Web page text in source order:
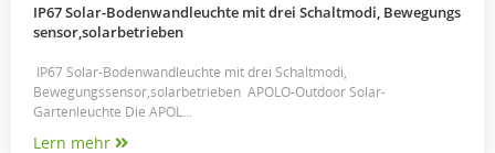
IP67 Solar-Bodenwandleuchte mit drei Schaltmodi, Bewegungs
sensor,solarbetrieben
IP67 Solar-Bodenwandleuchte mit drei Schaltmodi,
Bewegungssensor,solarbetrieben APOLO-Outdoor Solar-
Gartenleuchte Die APOL...
Lern mehr